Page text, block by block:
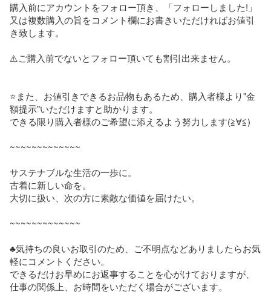
購入前にアカウントをフォロー頂き、「フォローしました!」
又は複数購入の旨をコメント欄にお書きいただければお値引
き致します。
⚠️ご購入前でないとフォロー頂いても割引出来ません。
⭐️また、お値引きできるお品物もあるため、購入者様より"金
額提示"いただけますと助かります。
できる限り購入者様のご希望に添えるよう努力します(≧∀≦)
~~~~~~~~~~~~~
サステナブルな生活の一歩に。
古着に新しい命を。
大切に扱い、次の方に素敵な価値を届けたい。
~~~~~~~~~~~~~
♣︎気持ちの良いお取引のため、ご不明点などありましたらお気
軽にコメントください。
できるだけお早めにお返事することを心がけておりますが、
仕事の関係上、お時間をいただく場合がございます。